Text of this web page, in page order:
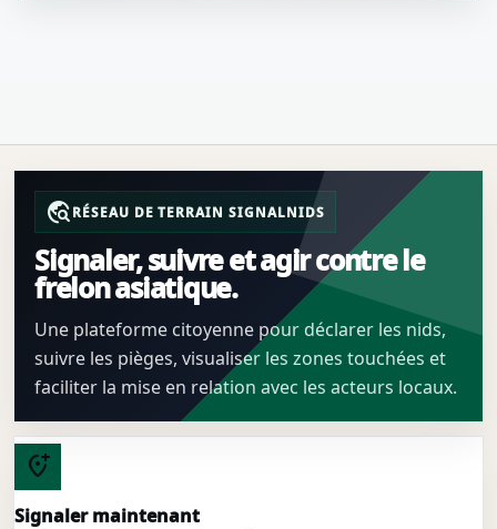
travel_exploreRÉSEAU DE TERRAIN SIGNALNIDS
Signaler, suivre et agir contre le
frelon asiatique.
Une plateforme citoyenne pour déclarer les nids,
suivre les pièges, visualiser les zones touchées et
faciliter la mise en relation avec les acteurs locaux.
add_location_alt
Signaler maintenant